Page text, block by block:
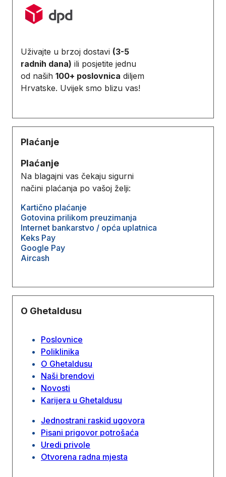
Uživajte u brzoj dostavi (3-5
radnih dana) ili posjetite jednu
od naših 100+ poslovnica diljem
Hrvatske. Uvijek smo blizu vas!
Plaćanje
Plaćanje
Na blagajni vas čekaju sigurni
načini plaćanja po vašoj želji:
Kartično plaćanje
Gotovina prilikom preuzimanja
Internet bankarstvo / opća uplatnica
Keks Pay
Google Pay
Aircash
O Ghetaldusu
Poslovnice
Poliklinika
O Ghetaldusu
Naši brendovi
Novosti
Karijera u Ghetaldusu
Jednostrani raskid ugovora
Pisani prigovor potrošaća
Uredi privole
Otvorena radna mjesta